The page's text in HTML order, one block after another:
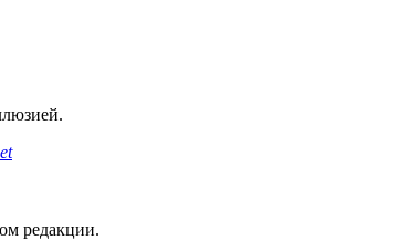
редакции.